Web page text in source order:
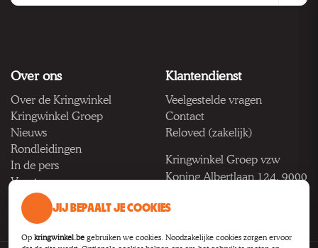
Over ons
Over de Kringwinkel
Kringwinkel Groep
Nieuws
Rondleidingen
In de pers
Vacatures
Klantendienst
Veelgestelde vragen
Contact
Reloved (zakelijk)
Kringwinkel Groep vzw
Koning Albertlaan 124, 9000
BTW BE 1033.922.208
JIJ BEPAALT JE COOKIES
Op kringwinkel.be gebruiken we cookies. Noodzakelijke cookies zorgen ervoor